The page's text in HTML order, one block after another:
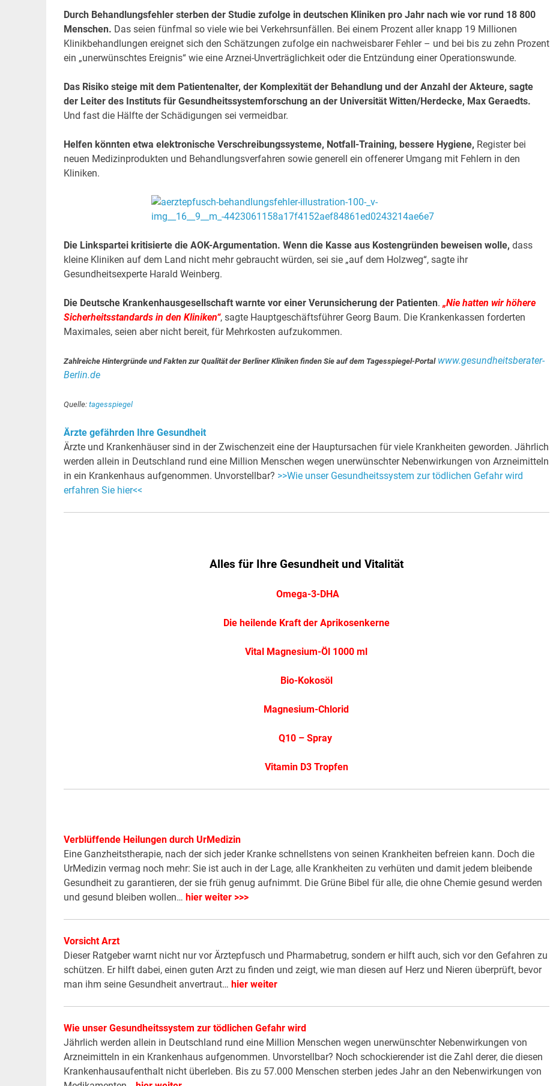
Durch Behandlungsfehler sterben der Studie zufolge in deutschen Kliniken pro Jahr nach wie vor rund 18 800
Menschen. Das seien fünfmal so viele wie bei Verkehrsunfällen. Bei einem Prozent aller knapp 19 Millionen
Klinikbehandlungen ereignet sich den Schätzungen zufolge ein nachweisbarer Fehler – und bei bis zu zehn Prozent
ein „unerwünschtes Ereignis“ wie eine Arznei-Unverträglichkeit oder die Entzündung einer Operationswunde.
Das Risiko steige mit dem Patientenalter, der Komplexität der Behandlung und der Anzahl der Akteure, sagte
der Leiter des Instituts für Gesundheitssystemforschung an der Universität Witten/Herdecke, Max Geraedts.
Und fast die Hälfte der Schädigungen sei vermeidbar.
Helfen könnten etwa elektronische Verschreibungssysteme, Notfall-Training, bessere Hygiene, Register bei
neuen Medizinprodukten und Behandlungsverfahren sowie generell ein offenerer Umgang mit Fehlern in den
Kliniken.
Die Linkspartei kritisierte die AOK-Argumentation. Wenn die Kasse aus Kostengründen beweisen wolle, dass
kleine Kliniken auf dem Land nicht mehr gebraucht würden, sei sie „auf dem Holzweg“, sagte ihr
Gesundheitsexperte Harald Weinberg.
Die Deutsche Krankenhausgesellschaft warnte vor einer Verunsicherung der Patienten. „Nie hatten wir höhere
Sicherheitsstandards in den Kliniken“, sagte Hauptgeschäftsführer Georg Baum. Die Krankenkassen forderten
Maximales, seien aber nicht bereit, für Mehrkosten aufzukommen.
Zahlreiche Hintergründe und Fakten zur Qualität der Berliner Kliniken finden Sie auf dem Tagesspiegel-Portal www.gesundheitsberater-
Berlin.de
Quelle: tagesspiegel
Ärzte gefährden Ihre Gesundheit
Ärzte und Krankenhäuser sind in der Zwischenzeit eine der Hauptursachen für viele Krankheiten geworden. Jährlich
werden allein in Deutschland rund eine Million Menschen wegen unerwünschter Nebenwirkungen von Arzneimitteln
in ein Krankenhaus aufgenommen. Unvorstellbar? >>Wie unser Gesundheitssystem zur tödlichen Gefahr wird
erfahren Sie hier<<
Alles für Ihre Gesundheit und Vitalität
Omega-3-DHA
Die heilende Kraft der Aprikosenkerne
Vital Magnesium-Öl 1000 ml
Bio-Kokosöl
Magnesium-Chlorid
Q10 – Spray
Vitamin D3 Tropfen
Verblüffende Heilungen durch UrMedizin
Eine Ganzheitstherapie, nach der sich jeder Kranke schnellstens von seinen Krankheiten befreien kann. Doch die
UrMedizin vermag noch mehr: Sie ist auch in der Lage, alle Krankheiten zu verhüten und damit jedem bleibende
Gesundheit zu garantieren, der sie früh genug aufnimmt. Die Grüne Bibel für alle, die ohne Chemie gesund werden
und gesund bleiben wollen… hier weiter >>>
Vorsicht Arzt
Dieser Ratgeber warnt nicht nur vor Ärztepfusch und Pharmabetrug, sondern er hilft auch, sich vor den Gefahren zu
schützen. Er hilft dabei, einen guten Arzt zu finden und zeigt, wie man diesen auf Herz und Nieren überprüft, bevor
man ihm seine Gesundheit anvertraut… hier weiter
Wie unser Gesundheitssystem zur tödlichen Gefahr wird
Jährlich werden allein in Deutschland rund eine Million Menschen wegen unerwünschter Nebenwirkungen von
Arzneimitteln in ein Krankenhaus aufgenommen. Unvorstellbar? Noch schockierender ist die Zahl derer, die diesen
Krankenhausaufenthalt nicht überleben. Bis zu 57.000 Menschen sterben jedes Jahr an den Nebenwirkungen von